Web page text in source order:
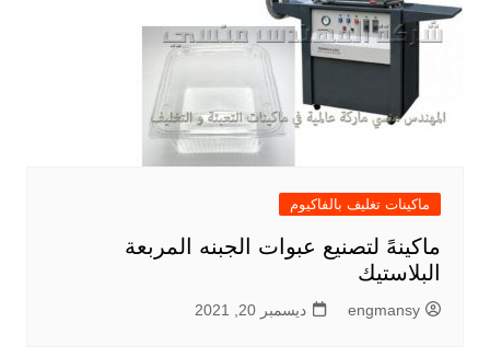
ماكينات تغليف بالفاكيوم
ماكينهً لتصنيع عبوات الجبنه المربعة
البلاستيك
engmansy ديسمبر 20, 2021